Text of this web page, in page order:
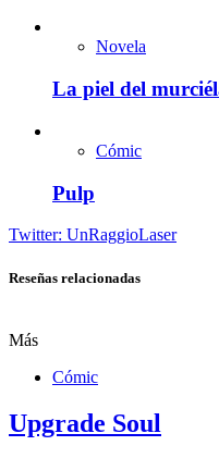
Novela
La piel del
Cómic
Pulp
Twitter: UnRaggioLaser
Reseñas relacionadas
Más
Cómic
Upgrade Soul